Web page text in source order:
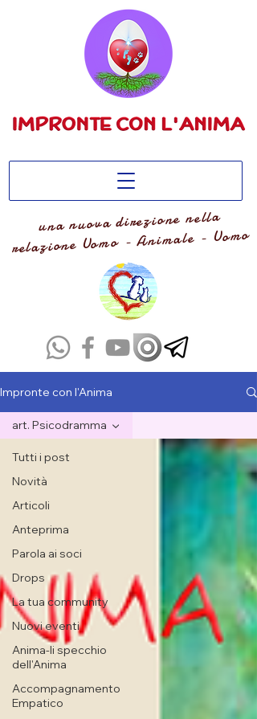
una nuova direzione nella
relazione Uomo - Animale - Uomo
Impronte con l'Anima
Tutti i post
Novità
Articoli
Anteprima
Parola ai soci
Drops
La tua community
Nuovi eventi
Anima-li specchio
dell'Anima
Accompagnamento
Empatico
art. Psicodramma